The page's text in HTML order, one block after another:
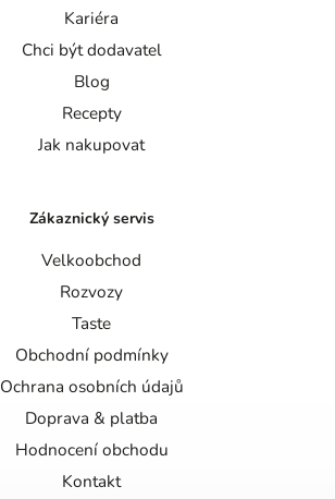
Kariéra
Chci být dodavatel
Blog
Recepty
Jak nakupovat
Zákaznický servis
Velkoobchod
Rozvozy
Taste
Obchodní podmínky
Ochrana osobních údajů
Doprava & platba
Hodnocení obchodu
Kontakt